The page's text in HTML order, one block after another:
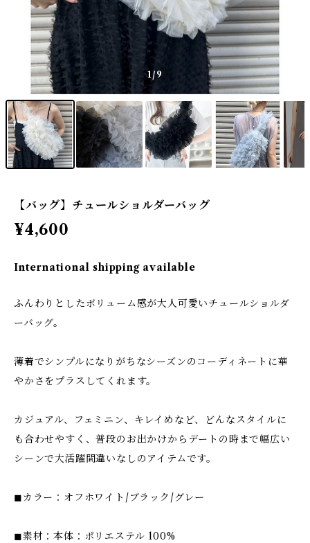
1/9
【バッグ】チュールショルダーバッグ
¥4,600
International shipping available
ふんわりとしたボリューム感が大人可愛いチュールショルダ
ーバッグ。
薄着でシンプルになりがちなシーズンのコーディネートに華
やかさをプラスしてくれます。
カジュアル、フェミニン、キレイめなど、どんなスタイルに
も合わせやすく、普段のお出かけからデートの時まで幅広い
シーンで大活躍間違いなしのアイテムです。
◼︎カラー：オフホワイト/ブラック/グレー
◼︎素材：本体：ポリエステル 100%